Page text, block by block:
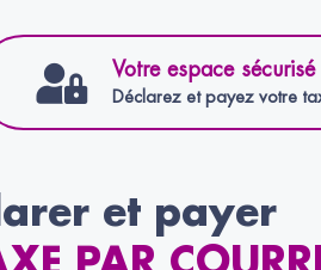
Votre espace sécurisé
Déclarez et payez votre
et payer